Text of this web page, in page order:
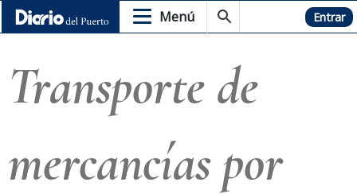
Menú Hemeroteca Entrar
Transporte de
mercancías por